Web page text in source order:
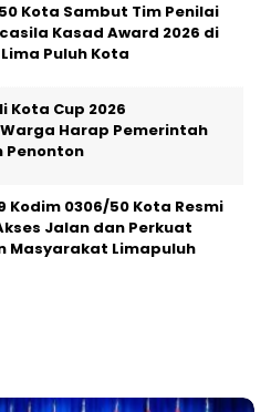
Kota Sambut Tim Penilai
Kasad Award 2026 di
Puluh Kota
Kota Cup 2026
Harap Pemerintah
Penonton
Kodim 0306/50 Kota Resmi
Jalan dan Perkuat
Masyarakat Limapuluh